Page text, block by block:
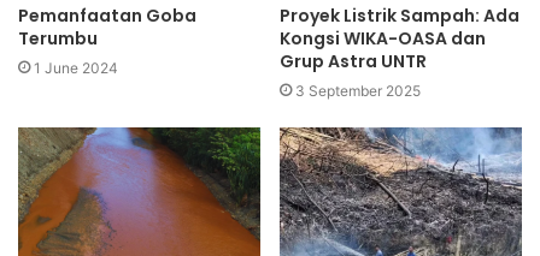
Pemanfaatan Goba
Terumbu
1 June 2024
Proyek Listrik Sampah: Ada
Kongsi WIKA-OASA dan
Grup Astra UNTR
3 September 2025